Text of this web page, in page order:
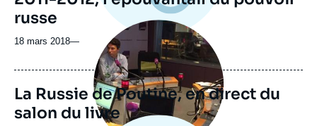
russe
18 mars 2018—
Image
principale
médiatique
La Russie de Poutine, en direct du
salon du livre